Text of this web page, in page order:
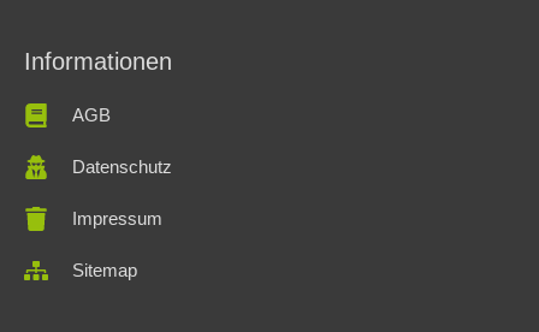
Informationen
AGB
Datenschutz
Impressum
Sitemap